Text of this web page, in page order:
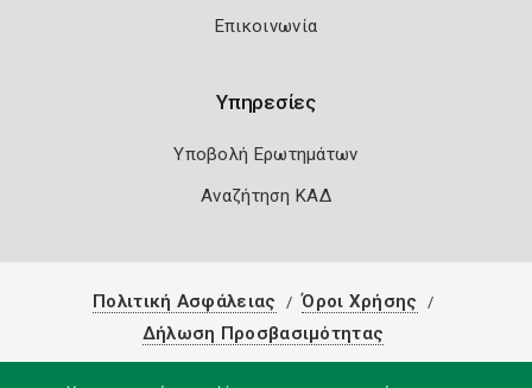
Επικοινωνία
Υπηρεσίες
Υποβολή Ερωτημάτων
Αναζήτηση ΚΑΔ
Πολιτική Ασφάλειας
Όροι Χρήσης
Δήλωση Προσβασιμότητας